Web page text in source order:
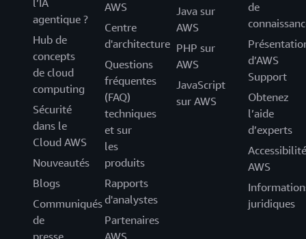
l’IA
agentique ?
Hub de
concepts
de cloud
computing
Sécurité
dans le
Cloud AWS
Nouveautés
Blogs
Communiqués
de
presse
AWS
Centre
d'architecture
Questions
fréquentes
(FAQ)
techniques
et sur
les
produits
Rapports
d'analystes
Partenaires
AWS
Java sur
AWS
PHP sur
AWS
JavaScript
sur AWS
de
d’AWS
Support
Obtenez
l’aide
d’experts
Accessibilité
AWS
juridiques